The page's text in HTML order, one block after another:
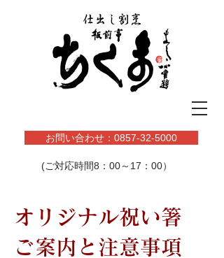
お問い合わせ：0857-32-5000
(ご対応時間8：00～17：00）
お問い合わせ
オリジナル祝い箸
ご案内と注意事項